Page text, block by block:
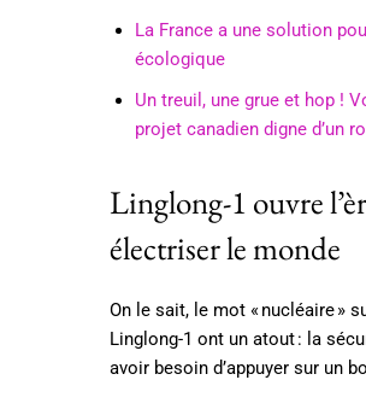
La France a une solution
écologique
Un treuil, une grue et hop !
projet canadien digne d’un
Linglong-1 ouvre
électriser le monde
On le sait, le mot « nucléaire »
Linglong-1 ont un atout : la
avoir besoin d’appuyer sur un